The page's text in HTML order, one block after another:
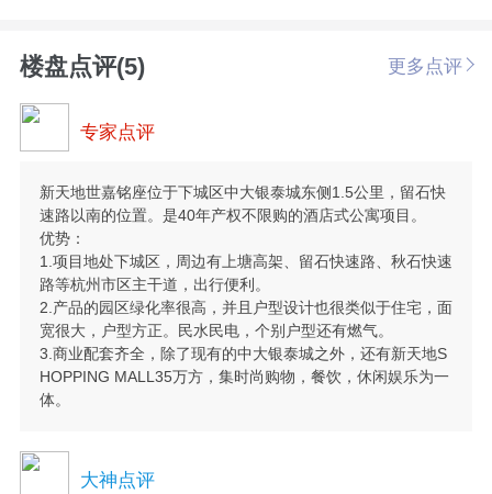
楼盘点评(5) 更多点评
专家点评
新天地世嘉铭座位于下城区中大银泰城东侧1.5公里，留石快
速路以南的位置。是40年产权不限购的酒店式公寓项目。
优势：
1.项目地处下城区，周边有上塘高架、留石快速路、秋石快速
路等杭州市区主干道，出行便利。
2.产品的园区绿化率很高，并且户型设计也很类似于住宅，面
宽很大，户型方正。民水民电，个别户型还有燃气。
3.商业配套齐全，除了现有的中大银泰城之外，还有新天地S
HOPPING MALL35万方，集时尚购物，餐饮，休闲娱乐为一
体。
大神点评